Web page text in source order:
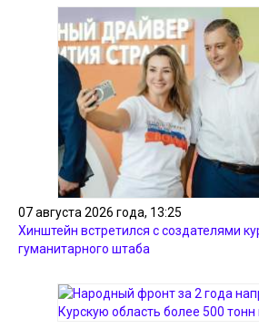
07 августа 2026 года, 13:25
Хинштейн встретился с создателями
гуманитарного штаба